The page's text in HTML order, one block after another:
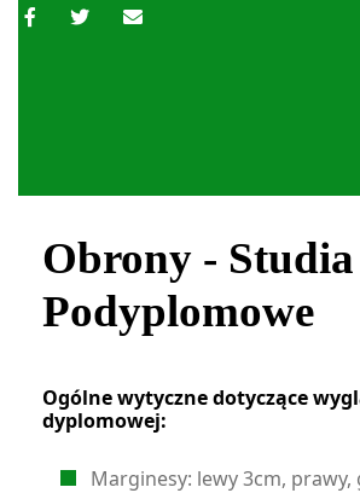
Obrony - Studia
Podyplomowe
Ogólne wytyczne dotyczące
dyplomowej:
Marginesy: lewy 3cm, prawy,